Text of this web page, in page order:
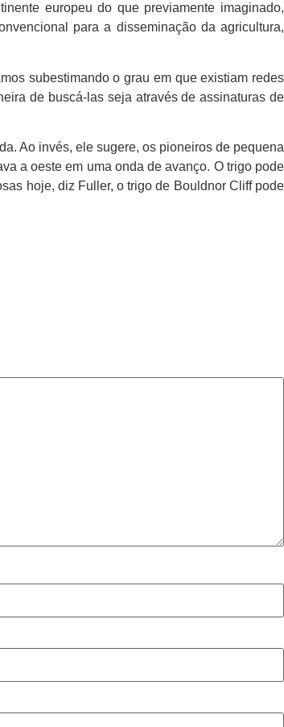
europeu do que previamente imaginado,
para a disseminação da agricultura,
subestimando o grau em que existiam redes
de buscá-las seja através de assinaturas de
Ao invés, ele sugere, os pioneiros de pequena
a oeste em uma onda de avanço. O trigo pode
hoje, diz Fuller, o trigo de Bouldnor Cliff pode